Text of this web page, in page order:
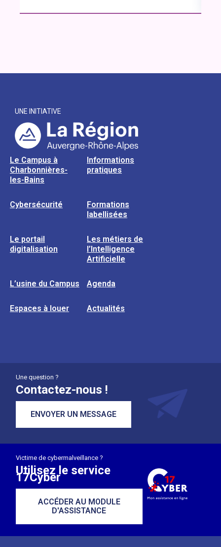
UNE INITIATIVE
Le Campus à
Charbonnières-
les-Bains
Informations
pratiques
Cybersécurité
Formations
labellisées
Le portail
digitalisation
Les métiers de
l’Intelligence
Artificielle
L’usine du Campus Agenda
Espaces à louer Actualités
Une question ?
Contactez-nous !
ENVOYER UN MESSAGE
Victime de cybermalveillance ?
Utilisez le service
17Cyber
ACCÉDER AU MODULE
D'ASSISTANCE